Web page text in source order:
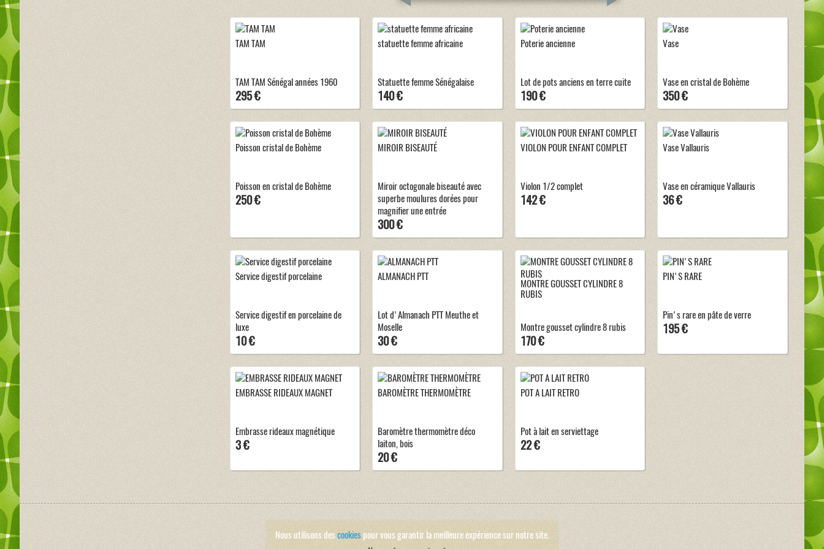
TAM TAM
TAM TAM Sénégal années 1960
295 €
statuette femme africaine
Statuette femme Sénégalaise
140 €
Poterie ancienne
Lot de pots anciens en terre cuite
190 €
Vase
Vase en cristal de Bohème
350 €
Poisson cristal de Bohème
Poisson en cristal de Bohème
250 €
MIROIR BISEAUTÉ
Miroir octogonale biseauté avec
superbe moulures dorées pour
magnifier une entrée
300 €
VIOLON POUR ENFANT COMPLET
Violon 1/2 complet
142 €
Vase Vallauris
Vase en céramique Vallauris
36 €
Service digestif porcelaine
Service digestif en porcelaine de
luxe
10 €
ALMANACH PTT
Lot d'Almanach PTT Meuthe et
Moselle
30 €
MONTRE GOUSSET CYLINDRE 8
RUBIS
Montre gousset cylindre 8 rubis
170 €
PIN'S RARE
Pin's rare en pâte de verre
195 €
EMBRASSE RIDEAUX MAGNET
Embrasse rideaux magnétique
3 €
BAROMÈTRE THERMOMÈTRE
Baromètre thermomètre déco
laiton, bois
20 €
POT A LAIT RETRO
Pot à lait en serviettage
22 €
Nous utilisons des cookiespour vous garantir la meilleure expérience sur notre site.